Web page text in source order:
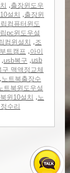
,출장윈도우
설치 ,출장윈
컴퓨터윈도
pc윈도우설
컴윈설치 ,조
트캠프 ,아이
,usb복구 ,usb
맥액정교체
,노트북출장수
트북윈도우설
윈10설치 ,노
수리